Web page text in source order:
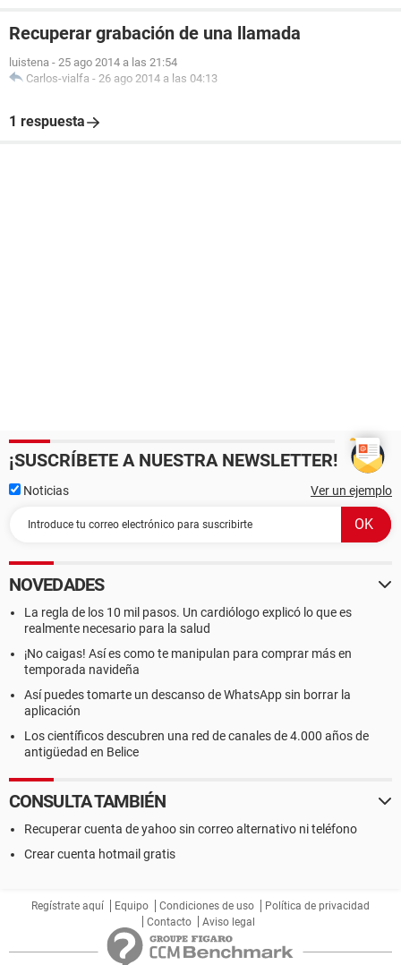
Recuperar grabación de una llamada
luistena - 25 ago 2014 a las 21:54
Carlos-vialfa - 26 ago 2014 a las 04:13
1 respuesta
¡SUSCRÍBETE A NUESTRA NEWSLETTER!
Noticias Ver un ejemplo
NOVEDADES
La regla de los 10 mil pasos. Un cardiólogo explicó lo que es
realmente necesario para la salud
¡No caigas! Así es como te manipulan para comprar más en
temporada navideña
Así puedes tomarte un descanso de WhatsApp sin borrar la
aplicación
Los científicos descubren una red de canales de 4.000 años de
antigüedad en Belice
CONSULTA TAMBIÉN
Recuperar cuenta de yahoo sin correo alternativo ni teléfono
Crear cuenta hotmail gratis
Regístrate aquí Equipo Condiciones de uso
Política de privacidad
Contacto
Aviso legal